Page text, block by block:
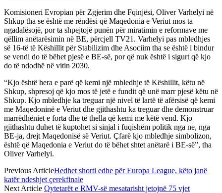
Komisioneri Evropian për Zgjerim dhe Fqinjësi, Oliver Varhelyi në
Shkup tha se është me rëndësi që Maqedonia e Veriut mos ta
ngadalësojë, por ta shpejtojë punën për miratimin e reformave me
qëllim anëtarësimin në BE, përcjell TV21. Varhelyi pas mbledhjes
së 16-të të Këshillit për Stabilizim dhe Asociim tha se është i bindur
se vendi do të bëhet pjesë e BE-së, por që nuk është i sigurt që kjo
do të ndodhë në vitin 2030.
“Kjo është hera e parë që kemi një mbledhje të Këshillit, këtu në
Shkup, shpresoj që kjo mos të jetë e fundit që unë marr pjesë këtu në
Shkup. Kjo mbledhje ka treguar një nivel të lartë të afërsisë që kemi
me Maqedoninë e Veriut dhe gjithashtu ka treguar dhe demonstruar
marrëdhëniet e forta dhe të thella që kemi me këtë vend. Kjo
gjithashtu duhet të kuptohet si sinjal i fuqishëm politik nga ne, nga
BE-ja, drejt Maqedonisë së Veriut. Çfarë kjo mbledhje simbolizon,
është që Maqedonia e Veriut do të bëhet shtet anëtarë i BE-së”, tha
Oliver Varhelyi.
Previous ArticleHedhet shorti edhe për Europa League, këto janë
katër ndeshjet çerekfinale
Next Article Qytetarët e RMV-së mesatarisht jetojnë 75 vjet